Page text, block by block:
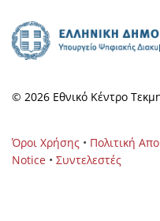
© 2026 Eθνικό Κέντρο
Όροι Χρήσης • Πολιτική
Notice • Συντελεστές